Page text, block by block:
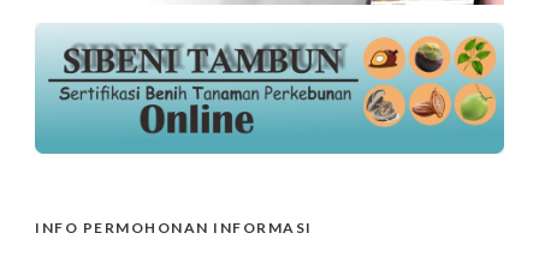
INFO PERMOHONAN INFORMASI